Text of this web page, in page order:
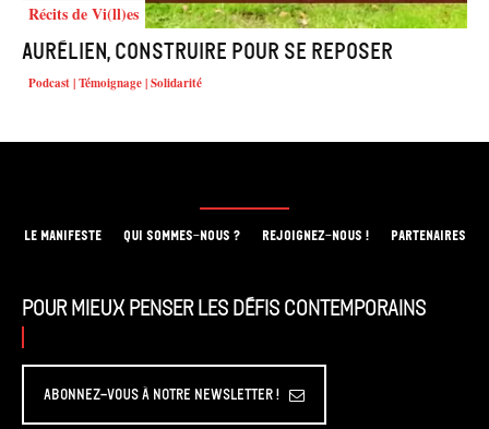
Récits de Vi(ll)es
Aurélien, construire pour se reposer
Podcast | Témoignage | Solidarité
LE MANIFESTE QUI SOMMES-NOUS ? REJOIGNEZ-NOUS ! PARTENAIRES
Pour mieux penser les défis contemporains
Abonnez-vous à Notre Newsletter !